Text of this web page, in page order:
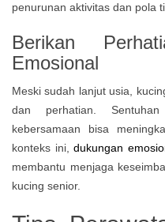
penurunan aktivitas dan pola
Berikan
Emosional
Meski sudah lanjut usia,
dan perhatian.
kebersamaan bisa
konteks ini, dukungan
membantu menjaga
kucing senior.